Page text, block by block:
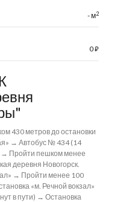
- м2
0⃏
430 метров до остановки
→ Автобус № 434 (14
→ Пройти пешком менее
деревня Новогорск.
→ Пройти менее 100
«м. Речной вокзал»
в пути) → Остановка